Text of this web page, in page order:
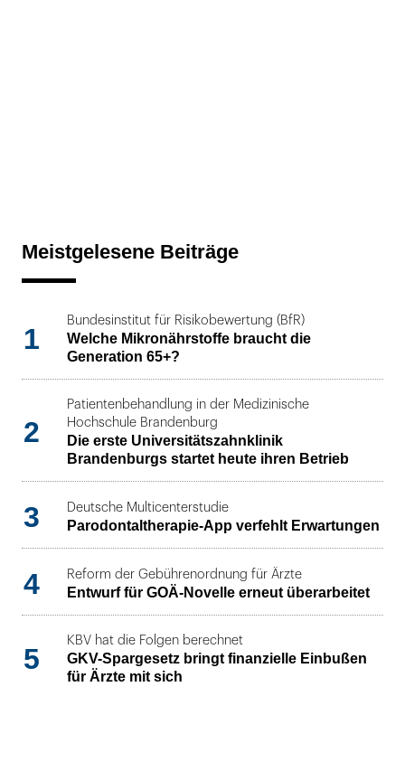
Meistgelesene Beiträge
1
Bundesinstitut für Risikobewertung (BfR)
Welche Mikronährstoffe braucht die
Generation 65+?
2
Patientenbehandlung in der Medizinische
Hochschule Brandenburg
Die erste Universitätszahnklinik
Brandenburgs startet heute ihren Betrieb
3 Deutsche Multicenterstudie
Parodontaltherapie-App verfehlt Erwartungen
4 Reform der Gebührenordnung für Ärzte
Entwurf für GOÄ-Novelle erneut überarbeitet
5
KBV hat die Folgen berechnet
GKV-Spargesetz bringt finanzielle Einbußen
für Ärzte mit sich